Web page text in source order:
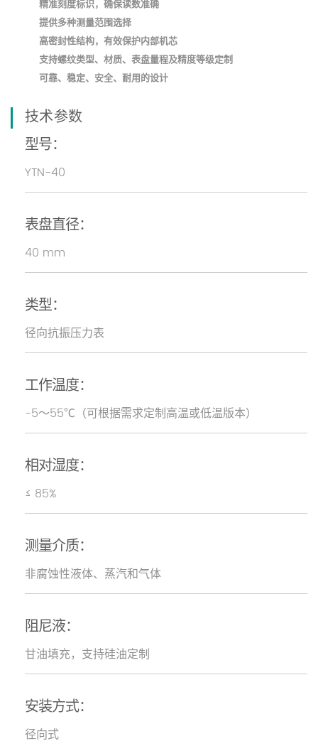
精准刻度标识，确保读数准确
提供多种测量范围选择
高密封性结构，有效保护内部机芯
支持螺纹类型、材质、表盘量程及精度等级定制
可靠、稳定、安全、耐用的设计
技术参数
型号：
YTN-40
表盘直径：
40 mm
类型：
径向抗振压力表
工作温度：
-5～55℃（可根据需求定制高温或低温版本）
相对湿度：
≤ 85%
测量介质：
非腐蚀性液体、蒸汽和气体
阻尼液：
甘油填充，支持硅油定制
安装方式：
径向式